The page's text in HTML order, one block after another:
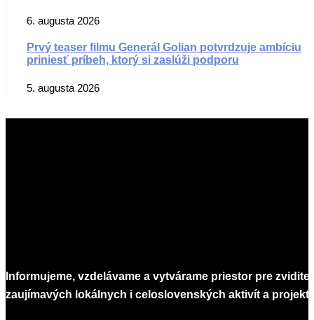
6. augusta 2026
Prvý teaser filmu Generál Golian potvrdzuje ambíciu
priniesť príbeh, ktorý si zaslúži podporu
5. augusta 2026
Informujeme, vzdelávame a vytvárame priestor pre
zaujímavých lokálnych i celoslovenských aktivít a